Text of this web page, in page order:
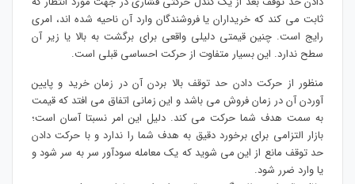
ثابت می کند که خریداران یا فروشندگان وارد آن ناحیه شده اند، امری
رایج است. چنین قیمتی دلیلی واقعی برای برگشت به بالا یا زیر آن
سطح ندارد. این بسیار متفاوت از حرکت احساسی قبلی است.
منظور از حرکت دادن حد توقف بالا بردن آن در زمان خرید و پایین
آوردن آن در زمان فروش می باشد و این زمانی اتفاق می افتد که قیمت
به سمت هدف شما حرکت می کند. دلیل این امر نسبتا آسان است؛
بازار التزامی برای برخورد دقیق به هدف شما را ندارد و با حرکت دادن
حد توقف مانع از این می شوید که یک معامله سودآور سر به سر شود و
یا وارد ضرر شود.